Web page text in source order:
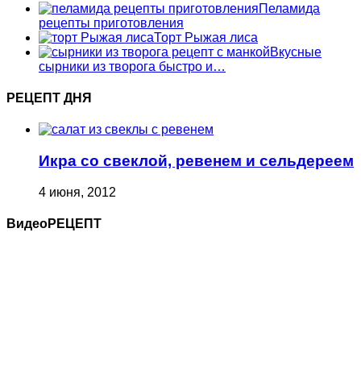
Пеламида
рецепты приготовления
Торт Рыжая лиса
Вкусные
сырники из творога быстро и…
РЕЦЕПТ ДНЯ
Икра со свеклой, ревенем и сельдереем
4 июня, 2012
ВидеоРЕЦЕПТ